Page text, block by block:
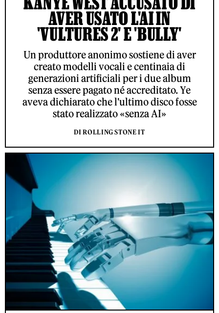
AVER USATO L'AI IN
'VULTURES 2' E 'BULLY'
Un produttore anonimo sostiene di aver
creato modelli vocali e centinaia di
generazioni artificiali per i due album
senza essere pagato né accreditato. Ye
aveva dichiarato che l'ultimo disco fosse
stato realizzato «senza AI»
DI ROLLING STONE IT